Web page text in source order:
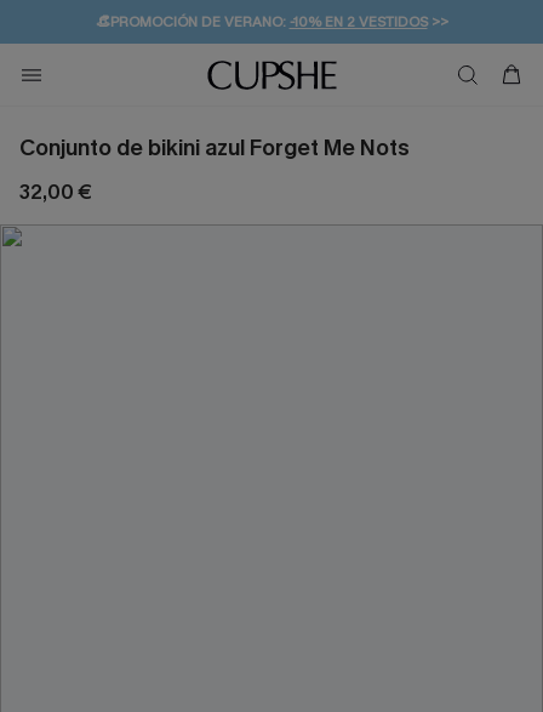
👒PROMOCIÓN DE VERANO:-10% EN 2 VESTIDOS>>
💌¡SUSCRIBIRSE & GANAR -10% EXTRA!
🚚ENVÍO GRATUITO A PARTIR DE 49 € >>
Conjunto de bikini azul Forget Me Nots
32,00 €